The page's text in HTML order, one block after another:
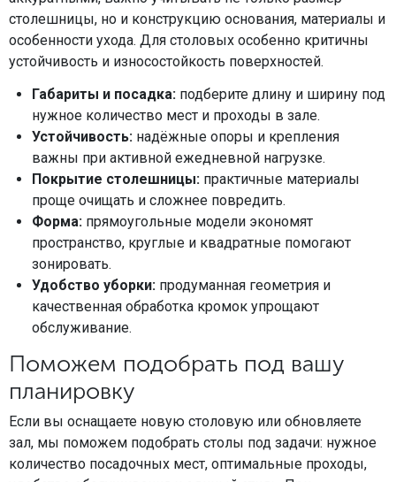
столешницы, но и конструкцию основания, материалы и
особенности ухода. Для столовых особенно критичны
устойчивость и износостойкость поверхностей.
Габариты и посадка: подберите длину и ширину под
нужное количество мест и проходы в зале.
Устойчивость: надёжные опоры и крепления
важны при активной ежедневной нагрузке.
Покрытие столешницы: практичные материалы
проще очищать и сложнее повредить.
Форма: прямоугольные модели экономят
пространство, круглые и квадратные помогают
зонировать.
Удобство уборки: продуманная геометрия и
качественная обработка кромок упрощают
обслуживание.
Поможем подобрать под вашу
планировку
Если вы оснащаете новую столовую или обновляете
зал, мы поможем подобрать столы под задачи: нужное
количество посадочных мест, оптимальные проходы,